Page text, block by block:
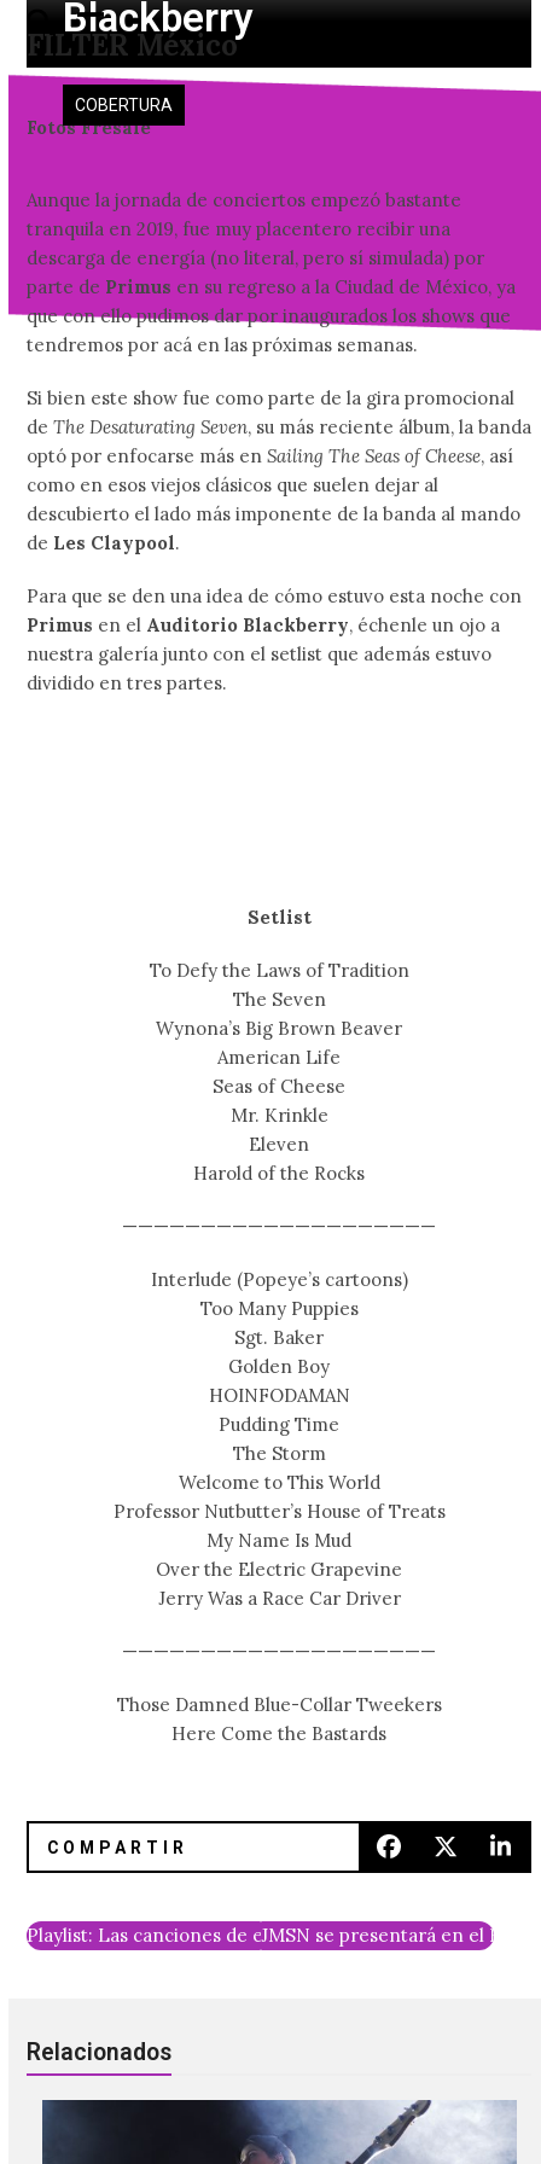
Skip
content
FILTER México
Open
mobile
menu
Close
mobile
menu
COBERTURA
Blackberry
Fotos Fresale
Aunque la jornada de conciertos empezó bastante
tranquila en 2019, fue muy placentero recibir una
descarga de energía (no literal, pero sí simulada) por
parte de Primus en su regreso a la Ciudad de México, ya
que con ello pudimos dar por inaugurados los shows que
tendremos por acá en las próximas semanas.
Si bien este show fue como parte de la gira promocional
de The Desaturating Seven, su más reciente álbum, la banda
optó por enfocarse más enSailing The Seas of Cheese, así
como en esos viejos clásicos que suelen dejar al
descubierto el lado más imponente de la banda al mando
de Les Claypool.
Para que se den una idea de cómo estuvo esta noche con
Primus en el Auditorio Blackberry, échenle un ojo a
nuestra galería junto con el setlist que además estuvo
dividido en tres partes.
Setlist
To Defy the Laws of Tradition
The Seven
Wynona’s Big Brown Beaver
American Life
Seas of Cheese
Mr. Krinkle
Eleven
Harold of the Rocks
————————————————————
Interlude (Popeye’s cartoons)
Too Many Puppies
Sgt. Baker
Golden Boy
HOINFODAMAN
Pudding Time
The Storm
Welcome to This World
Professor Nutbutter’s House of Treats
My Name Is Mud
Over the Electric Grapevine
Jerry Was a Race Car Driver
————————————————————
Those Damned Blue-Collar Tweekers
Here Come the Bastards
Playlist: Las canciones de eneroJMSN se presentará en el Foro
Relacionados